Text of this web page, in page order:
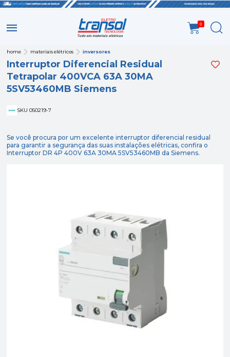
0
home materiais elétricos inversores
Interruptor Diferencial Residual
Tetrapolar 400VCA 63A 30MA
5SV53460MB Siemens
SKU 050219-7
Se você procura por um excelente interruptor diferencial residual
para garantir a segurança das suas instalações elétricas, confira o
Interruptor DR 4P 400V 63A 30MA 5SV53460MB da Siemens.